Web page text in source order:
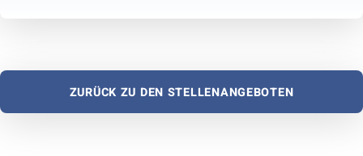
ZURÜCK ZU DEN STELLENANGEBOTEN